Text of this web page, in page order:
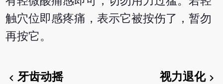
触穴位即感疼痛，表示它被按伤了，暂勿
再按它。
chevron_left牙齿动摇 视力退化chevron_right